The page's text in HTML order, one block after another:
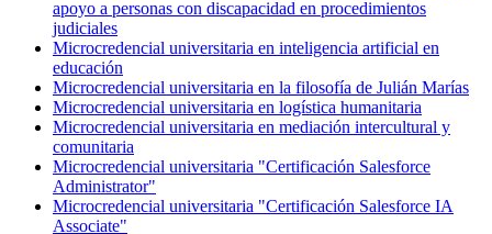
apoyo a personas con discapacidad en procedimientos
judiciales
Microcredencial universitaria en inteligencia artificial en
educación
Microcredencial universitaria en la filosofía de Julián Marías
Microcredencial universitaria en logística humanitaria
Microcredencial universitaria en mediación intercultural y
comunitaria
Microcredencial universitaria "Certificación Salesforce
Administrator"
Microcredencial universitaria "Certificación Salesforce IA
Associate"